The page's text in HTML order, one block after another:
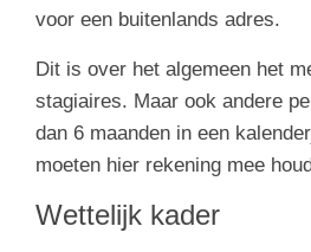
voor een buitenlands adres.
Dit is over het algemeen het
stagiaires. Maar ook andere
dan 6 maanden in een
moeten hier rekening mee
Wettelijk kader